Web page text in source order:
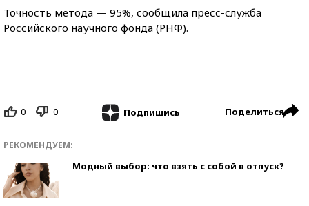
Точность метода — 95%, сообщила пресс-служба
Российского научного фонда (РНФ).
0 0 Подпишись Поделиться
РЕКОМЕНДУЕМ:
Модный выбор: что взять с собой в отпуск?